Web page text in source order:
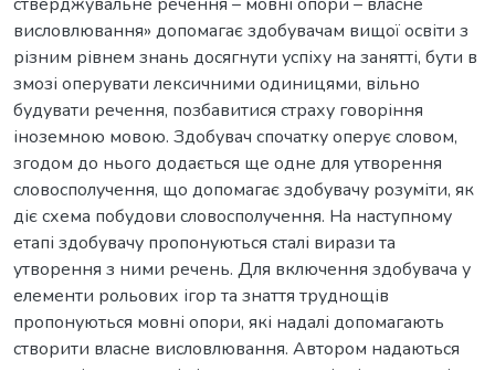
висловлювання» допомагає здобувачам вищої освіти з
різним рівнем знань досягнути успіху на занятті, бути в
змозі оперувати лексичними одиницями, вільно
будувати речення, позбавитися страху говоріння
іноземною мовою. Здобувач спочатку оперує словом,
згодом до нього додається ще одне для утворення
словосполучення, що допомагає здобувачу розуміти, як
діє схема побудови словосполучення. На наступному
етапі здобувачу пропонуються сталі вирази та
утворення з ними речень. Для включення здобувача у
елементи рольових ігор та знаття труднощів
пропонуються мовні опори, які надалі допомагають
створити власне висловлювання. Автором надаються